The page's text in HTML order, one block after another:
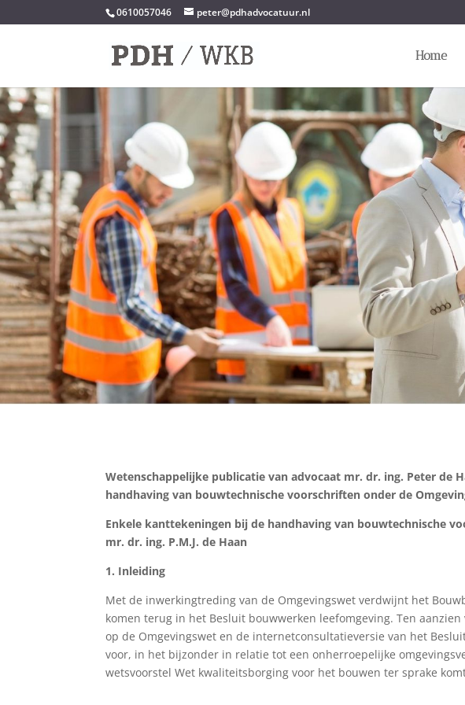
0610057046 peter@pdhadvocatuur.nl
Home
Wetenschappelijke publicatie van advocaat mr. dr. ing. Peter de
handhaving van bouwtechnische voorschriften onder de
Enkele kanttekeningen bij de handhaving van bouwtechnische
mr. dr. ing. P.M.J. de Haan
1. Inleiding
Met de inwerkingtreding van de Omgevingswet verdwijnt het
komen terug in het Besluit bouwwerken leefomgeving. Ten
op de Omgevingswet en de internetconsultatieversie van het
voor, in het bijzonder in relatie tot een onherroepelijke
wetsvoorstel Wet kwaliteitsborging voor het bouwen ter sprake